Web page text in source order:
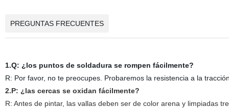
PREGUNTAS FRECUENTES
1.Q: ¿los puntos de soldadura se rompen fácilmente?
R: Por favor, no te preocupes. Probaremos la resistencia a la
2.P: ¿las cercas se oxidan fácilmente?
R: Antes de pintar, las vallas deben ser de color arena y limpiadas